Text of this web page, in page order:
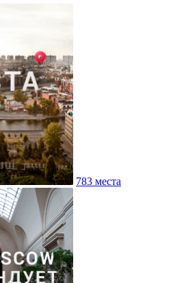
783 места